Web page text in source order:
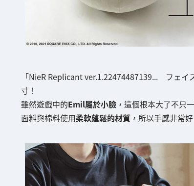
「NieR Replicant ver.1.22474487139... フェ
寸！
雖然遊戲中的Emil屬於小臉，這個根本大了不只
面料與棉料使用柔軟蓬鬆的材質，所以手感非常